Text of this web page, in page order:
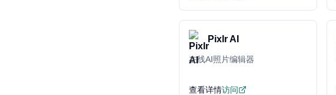
Pixlr AI
在线AI照片编辑器
查看详情访问